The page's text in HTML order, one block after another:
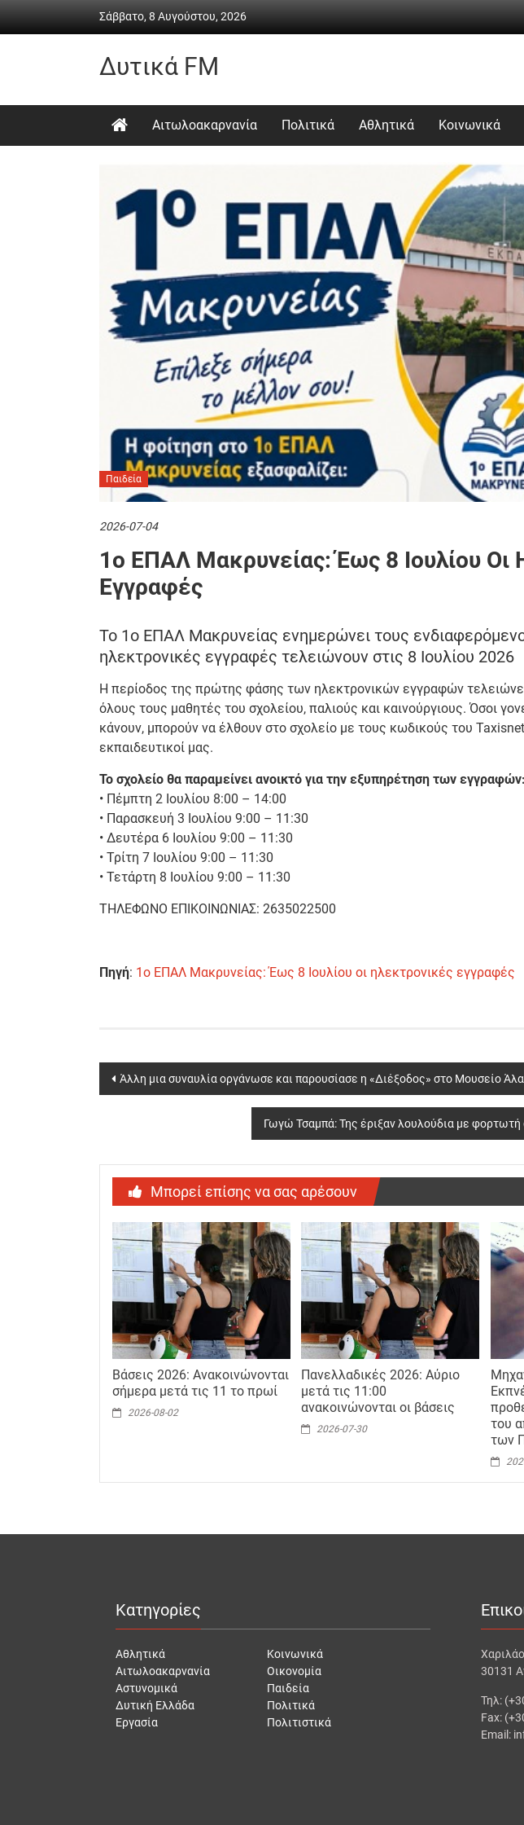
Σάββατο, 8 Αυγούστου, 2026
Δυτικά FM
Καθημερινή
ψυχαγωγία
Αιτωλοακαρνανία Πολιτικά Αθλητικά Κοινωνικά
Παιδεία
2026-07-04
1o ΕΠΑΛ Μακρυνείας: Έως 8 Ιουλίου Οι
Εγγραφές
Το 1o ΕΠΑΛ Μακρυνείας ενημερώνει τους
ηλεκτρονικές εγγραφές τελειώνουν στις 8 Ιουλίου 2026
Η περίοδος της πρώτης φάσης των ηλεκτρονικών εγγραφών
όλους τους μαθητές του σχολείου, παλιούς και καινούργιους. Όσοι
κάνουν, μπορούν να έλθουν στο σχολείο με τους κωδικούς του
εκπαιδευτικοί μας.
Το σχολείο θα παραμείνει ανοικτό για την εξυπηρέτηση των εγγραφών:
• Πέμπτη 2 Ιουλίου 8:00 – 14:00
• Παρασκευή 3 Ιουλίου 9:00 – 11:30
• Δευτέρα 6 Ιουλίου 9:00 – 11:30
• Τρίτη 7 Ιουλίου 9:00 – 11:30
• Τετάρτη 8 Ιουλίου 9:00 – 11:30
ΤΗΛΕΦΩΝΟ ΕΠΙΚΟΙΝΩΝΙΑΣ: 2635022500
Πηγή: 1o ΕΠΑΛ Μακρυνείας: Έως 8 Ιουλίου οι ηλεκτρονικές εγγραφές
Post
Άλλη μια συναυλία οργάνωσε και παρουσίασε η «Διέξοδος» στο Μουσείο
Γωγώ Τσαμπά: Της έριξαν λουλούδια με φορτωτή
Μπορεί επίσης να σας αρέσουν
Βάσεις 2026: Ανακοινώνονται
σήμερα μετά τις 11 το πρωί
2026-08-02
Πανελλαδικές 2026: Αύριο
μετά τις 11:00
ανακοινώνονται οι βάσεις
2026-07-30
του
των
Κατηγορίες
Αθλητικά
Αιτωλοακαρνανία
Αστυνομικά
Δυτική Ελλάδα
Εργασία
Κοινωνικά
Οικονομία
Παιδεία
Πολιτικά
Πολιτιστικά
30131
Τηλ:
Fax:
Email: